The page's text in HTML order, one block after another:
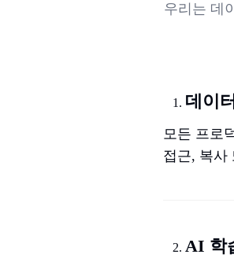
우리는 데
데이
모든 프로
접근, 복사
AI 학